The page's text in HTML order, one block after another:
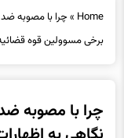
برخی مسوولین قوه
نگاهی به